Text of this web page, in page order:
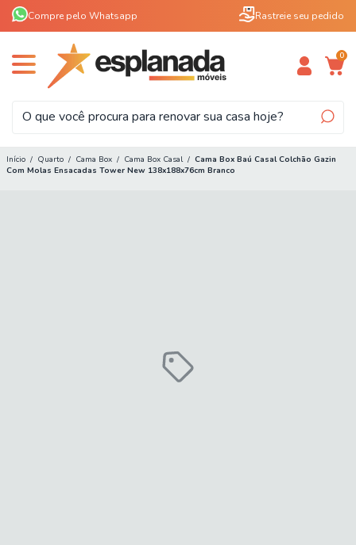
Compre pelo Whatsapp Rastreie seu pedido
0
Início / Quarto / Cama Box / Cama Box Casal / Cama Box Baú Casal Colchão Gazin
Com Molas Ensacadas Tower New 138x188x76cm Branco